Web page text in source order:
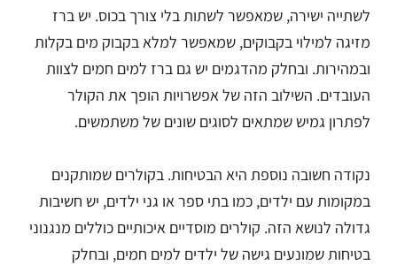
לשתייה ישירה, שמאפשר לשתות בלי צורך בכוס. יש ברז
מזיגה למילוי בקבוקים, שמאפשר למלא בקבוק מים בקלות
ובמהירות. ובחלק מהדגמים יש גם ברז למים חמים לצוות
העובדים. השילוב הזה של אפשרויות הופך את הקולר
לפתרון גמיש שמתאים לסוגים שונים של משתמשים.
נקודה חשובה נוספת היא הבטיחות. בקולרים שמותקנים
במקומות עם ילדים, כמו בתי ספר או גני ילדים, יש חשיבות
גדולה לנושא הזה. קולרים מוסדיים איכותיים כוללים מנגנוני
בטיחות שמונעים גישה של ילדים למים חמים, ובחלק